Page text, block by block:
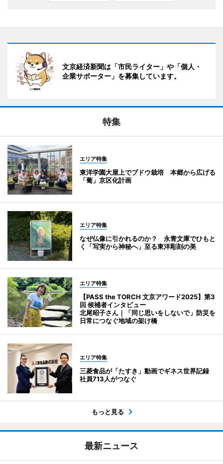
文京経済新聞は「市民ライター」や「個人・
企業サポーター」を募集しています。
特集
エリア特集
東洋学園大屋上でブドウ栽培 本郷から広げる
「葡」京区化計画
エリア特集
なぜ仏像に引かれるのか？ 永青文庫でひもと
く「写実から神秘へ」至る東洋彫刻の美
エリア特集
【PASS the TORCH 文京アワード2025】第3
回 候補者インタビュー
北尾昭子さん｜「同じ思いをしないで」防災を
日常につなぐ地域の架け橋
エリア特集
三菱食品が「たすき」動画でギネス世界記録
社員713人がつなぐ
もっと見る
最新ニュース